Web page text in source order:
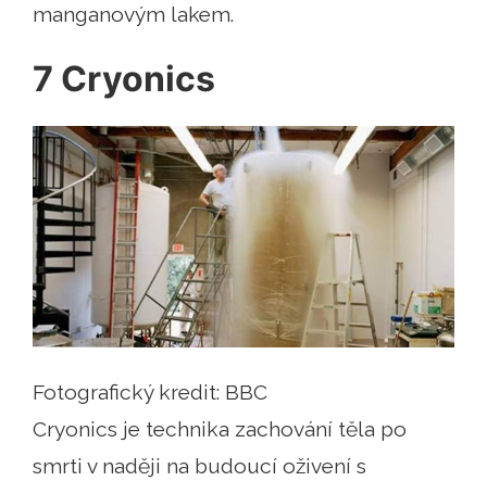
manganovým lakem.
7 Cryonics
Fotografický kredit: BBC
Cryonics je technika zachování těla po
smrti v naději na budoucí oživení s